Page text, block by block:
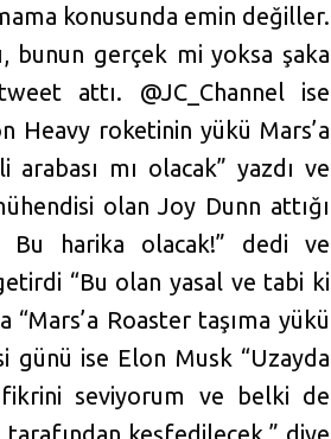
konusunda emin değiller.
bunun gerçek mi yoksa şaka
attı. @JC_Channel ise
Heavy roketinin yükü Mars’a
mı olacak” yazdı ve
olan Joy Dunn attığı
Bu harika olacak!” dedi ve
“Bu olan yasal ve tabi ki
“Mars’a Roaster taşıma yükü
günü ise Elon Musk “Uzayda
seviyorum ve belki de
keşfedilecek.” diye